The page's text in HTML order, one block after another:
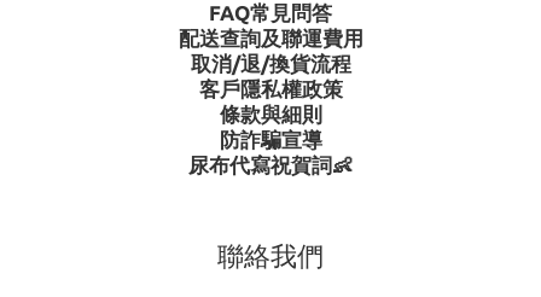
FAQ常見問答
配送查詢及聯運費用
取消/退/換貨流程
客戶隱私權政策
條款與細則
防詐騙宣導
尿布代寫祝賀詞👶
聯絡我們